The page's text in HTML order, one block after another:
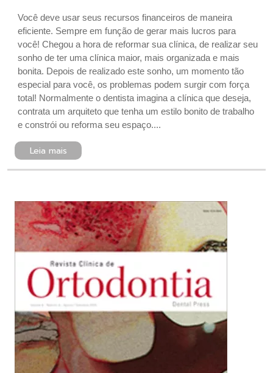
Você deve usar seus recursos financeiros de maneira
eficiente. Sempre em função de gerar mais lucros para
você! Chegou a hora de reformar sua clínica, de realizar seu
sonho de ter uma clínica maior, mais organizada e mais
bonita. Depois de realizado este sonho, um momento tão
especial para você, os problemas podem surgir com força
total! Normalmente o dentista imagina a clínica que deseja,
contrata um arquiteto que tenha um estilo bonito de trabalho
e constrói ou reforma seu espaço....
Leia mais